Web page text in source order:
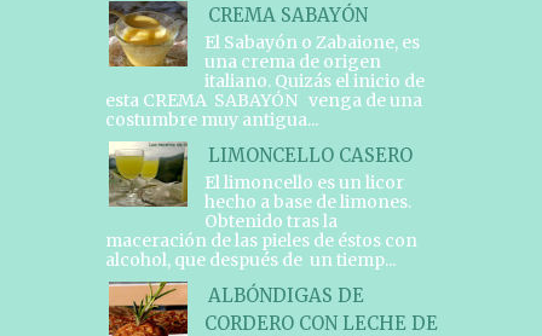
CREMA SABAYÓN
El Sabayón o Zabaione, es
una crema de origen
italiano. Quizás el inicio de
esta CREMA SABAYÓN venga de una
costumbre muy antigua...
LIMONCELLO CASERO
El limoncello es un licor
hecho a base de limones.
Obtenido tras la
maceración de las pieles de éstos con
alcohol, que después de un tiemp...
ALBÓNDIGAS DE
CORDERO CON LECHE DE